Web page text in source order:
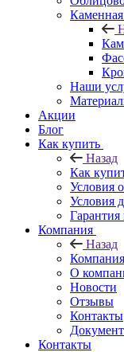
Наши
Акции
Блог
Как купить
Назад
Как
Условия
Условия
Гарантия
Компания
Назад
Компания
О
Новости
Отзывы
Контакты
Контакты